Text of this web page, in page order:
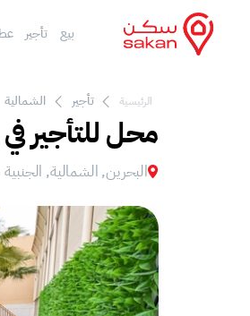
بيع تأجير
الرئيسية تأجير الشمالية
محل للتأجير في
البحرين, الشمالية, الجنبية